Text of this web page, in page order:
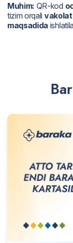
Muhim: QR-kod
tizim orqali
maqsadida
Bar